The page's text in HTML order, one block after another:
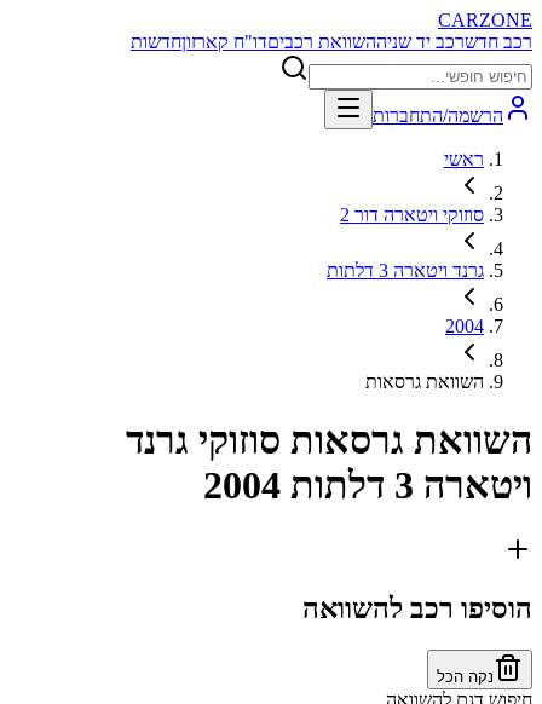
CARZONE
רכב חדשרכב יד שניההשוואת רכביםדו"ח קארזוןחדשות
הרשמה/התחברות
ראשי
סוזוקי ויטארה דור 2
גרנד ויטארה 3 דלתות
2004
השוואת גרסאות
השוואת גרסאות סוזוקי גרנד
ויטארה 3 דלתות 2004
הוסיפו רכב להשוואה
נקה הכל
חיפוש דגם להשוואה